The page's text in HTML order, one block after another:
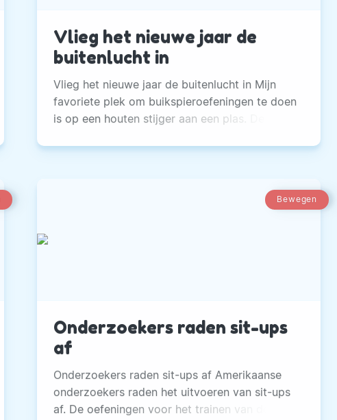
Vlieg het nieuwe jaar de
buitenlucht in
Vlieg het nieuwe jaar de buitenlucht in Mijn
favoriete plek om buikspieroefeningen te doen
is op een houten stijger aan een plas. De
spiegelt.
Bewegen
Onderzoekers raden sit-ups
af
Onderzoekers raden sit-ups af Amerikaanse
onderzoekers raden het uitvoeren van sit-ups
af. De oefeningen voor het trainen van de